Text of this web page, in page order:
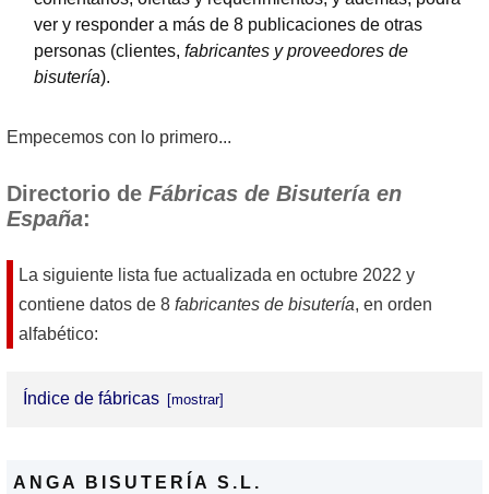
ver y responder a más de 8 publicaciones de otras
personas (clientes, fabricantes y proveedores de
bisutería).
Empecemos con lo primero...
Directorio de Fábricas de Bisutería en
España:
La siguiente lista fue actualizada en octubre 2022 y
contiene datos de 8 fabricantes de bisutería, en orden
alfabético:
Índice de fábricas
ANGA BISUTERÍA S.L.